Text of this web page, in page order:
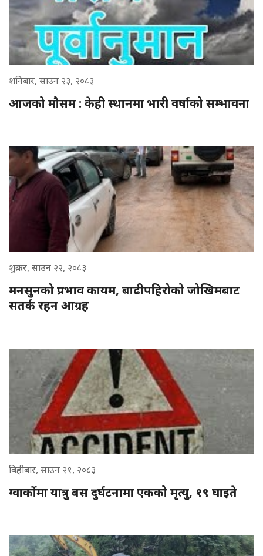
शनिबार, साउन २३, २०८३
आजको मौसम : केही स्थानमा भारी वर्षाको सम्भावना
शुक्रबार, साउन २२, २०८३
मनसुनको प्रभाव कायम, बाढीपहिरोको जोखिमबाट
सतर्क रहन आग्रह
बिहीबार, साउन २१, २०८३
ग्वार्कोमा यात्रु बस दुर्घटनामा एकको मृत्यु, १९ घाइते